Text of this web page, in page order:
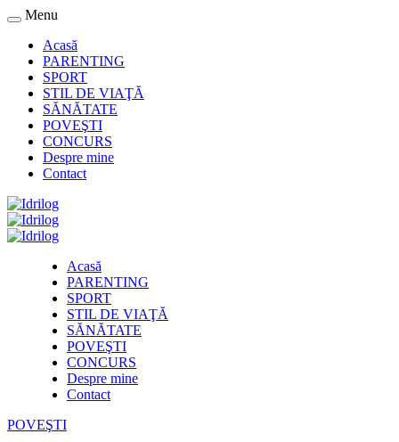
Menu
Acasă
PARENTING
SPORT
STIL DE VIAŢĂ
SĂNĂTATE
POVEŞTI
CONCURS
Despre mine
Contact
Acasă
PARENTING
SPORT
STIL DE VIAŢĂ
SĂNĂTATE
POVEŞTI
CONCURS
Despre mine
Contact
POVEŞTI